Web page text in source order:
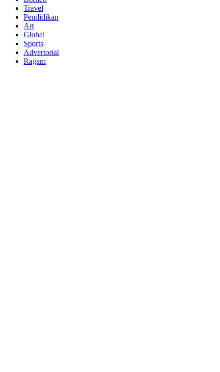
Travel
Pendidikan
Art
Global
Sports
Advertorial
Ragam